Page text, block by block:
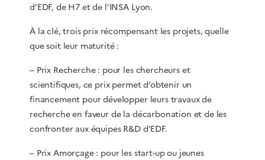
d’EDF, de H7 et de l’INSA Lyon.
À la clé, trois prix récompensant les projets, quelle
que soit leur maturité :
– Prix Recherche : pour les chercheurs et
scientifiques, ce prix permet d’obtenir un
financement pour développer leurs travaux de
recherche en faveur de la décarbonation et de les
confronter aux équipes R&D d’EDF.
– Prix Amorçage : pour les start-up ou jeunes